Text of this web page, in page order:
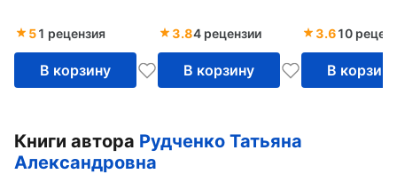
51 рецензия
В корзину
3.84 рецензии
В корзину
3.610
В корзину
Книги автора Рудченко Татьяна
Александровна